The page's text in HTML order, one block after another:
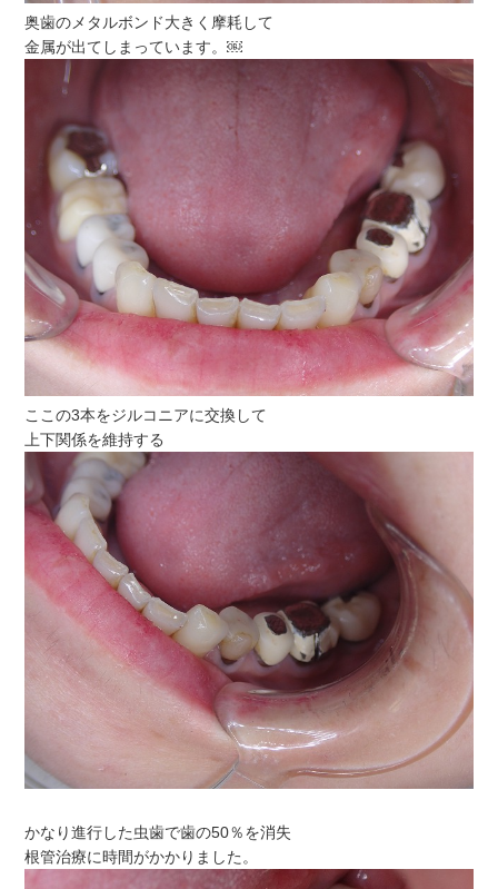
奥歯のメタルボンド大きく摩耗して
金属が出てしまっています。￼
ここの3本をジルコニアに交換して
上下関係を維持する
かなり進行した虫歯で歯の50％を消失
根管治療に時間がかかりました。